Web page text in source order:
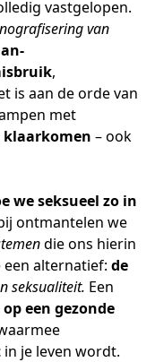
van
is aan de orde van
– ook
we seksueel zo in
ontmantelen we
die ons hierin
een alternatief:
seksualiteit. Een
een gezonde
in je leven wordt.